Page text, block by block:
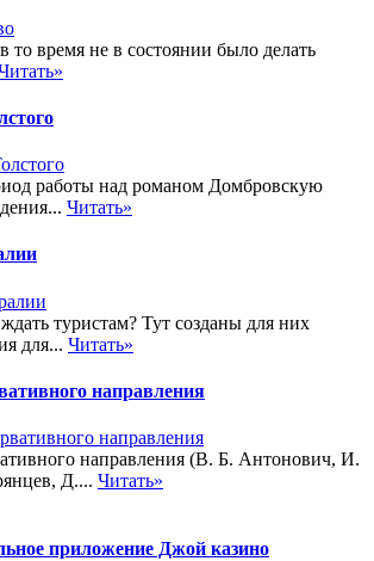
то время не в состоянии было делать
работы над романом Домбровскую
Читать»
туристам? Тут созданы для них
для... Читать»
направления
направления (В. Б. Антонович, И.
Д.... Читать»
приложение Джой казино